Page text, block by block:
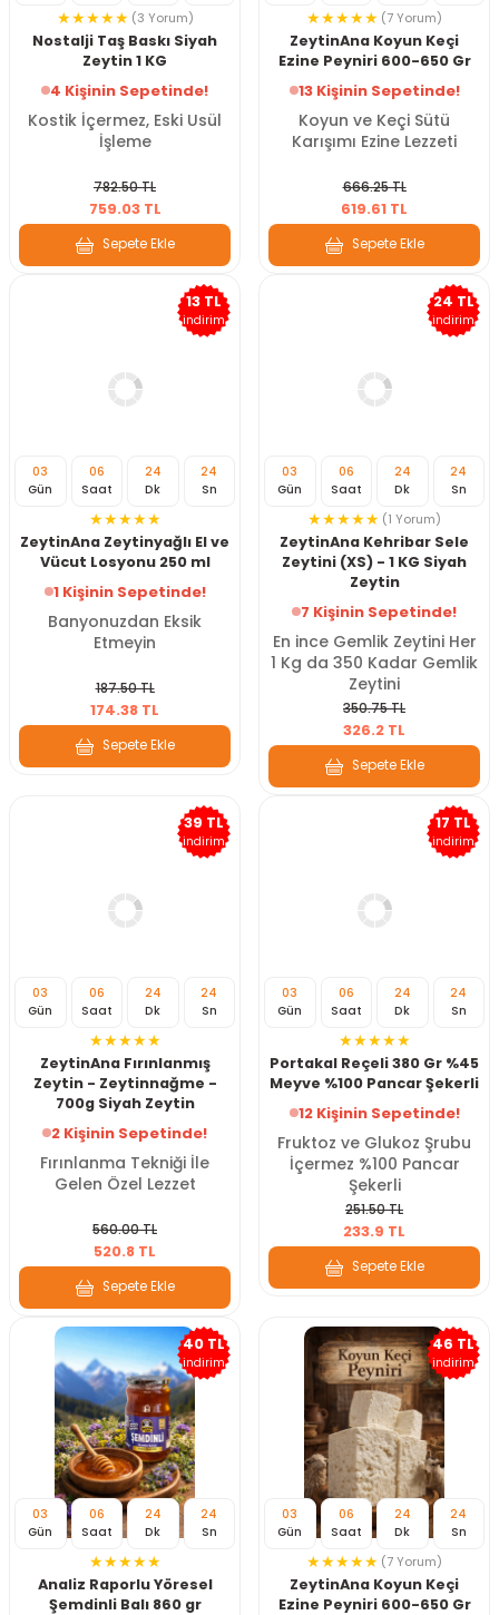
(3 Yorum)
Nostalji Taş Baskı Siyah
Zeytin 1 KG
4 Kişinin Sepetinde!
Kostik İçermez, Eski Usül
İşleme
782.50 TL
759.03 TL
Sepete Ekle
(7 Yorum)
ZeytinAna Koyun Keçi
Ezine Peyniri 600-650 Gr
13 Kişinin Sepetinde!
Koyun ve Keçi Sütü
Karışımı Ezine Lezzeti
666.25 TL
619.61 TL
Sepete Ekle
13 TL
indirim
03
Gün
06
Saat
24
Dk
22
Sn
ZeytinAna Zeytinyağlı El ve
Vücut Losyonu 250 ml
1 Kişinin Sepetinde!
Banyonuzdan Eksik
Etmeyin
187.50 TL
174.38 TL
Sepete Ekle
24 TL
indirim
03
Gün
06
Saat
24
Dk
22
Sn
(1 Yorum)
ZeytinAna Kehribar Sele
Zeytini (XS) - 1 KG Siyah
Zeytin
7 Kişinin Sepetinde!
En ince Gemlik Zeytini Her
1 Kg da 350 Kadar Gemlik
Zeytini
350.75 TL
326.2 TL
Sepete Ekle
39 TL
indirim
03
Gün
06
Saat
24
Dk
22
Sn
ZeytinAna Fırınlanmış
Zeytin - Zeytinnağme -
700g Siyah Zeytin
2 Kişinin Sepetinde!
Fırınlanma Tekniği İle
Gelen Özel Lezzet
560.00 TL
520.8 TL
Sepete Ekle
17 TL
indirim
03
Gün
06
Saat
24
Dk
22
Sn
Portakal Reçeli 380 Gr %45
Meyve %100 Pancar Şekerli
12 Kişinin Sepetinde!
Fruktoz ve Glukoz Şrubu
İçermez %100 Pancar
Şekerli
251.50 TL
233.9 TL
Sepete Ekle
40 TL
indirim
03
Gün
06
Saat
24
Dk
22
Sn
Analiz Raporlu Yöresel
Şemdinli Balı 860 gr
46 TL
indirim
03
Gün
06
Saat
24
Dk
22
Sn
(7 Yorum)
ZeytinAna Koyun Keçi
Ezine Peyniri 600-650 Gr